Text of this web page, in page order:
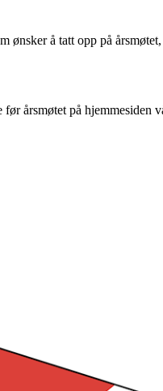
å tatt opp på årsmøtet,
årsmøtet på hjemmesiden